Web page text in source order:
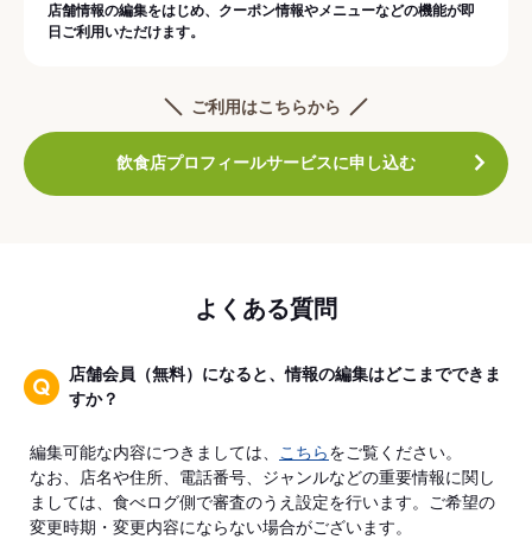
店舗情報の編集をはじめ、クーポン情報やメニューなどの機能が即
日ご利用いただけます。
ご利用はこちらから
飲食店プロフィールサービスに申し込む
よくある質問
店舗会員（無料）になると、情報の編集はどこまでできま
すか？
編集可能な内容につきましては、 こちらをご覧ください。
なお、店名や住所、電話番号、ジャンルなどの重要情報に関し
ましては、食べログ側で審査のうえ設定を行います。ご希望の
変更時期・変更内容にならない場合がございます。